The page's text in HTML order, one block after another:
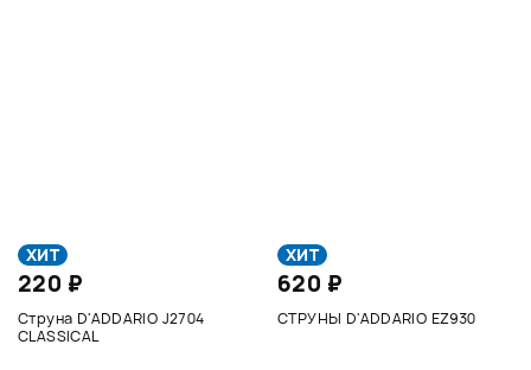
ХИТ
220 ₽
Струна D'ADDARIO J2704
CLASSICAL
ХИТ
620 ₽
СТРУНЫ D'ADDARIO EZ930